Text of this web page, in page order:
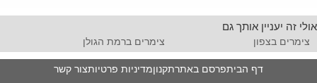
אולי זה יעניין אותך גם
צימרים בצפון צימרים ברמת הגולן
דף הביתפרסם באתרתקנוןמדיניות פרטיותצור קשר